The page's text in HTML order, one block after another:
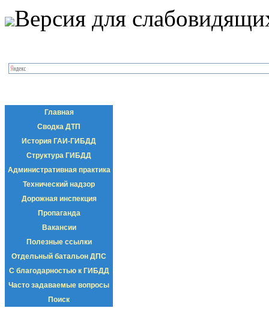
Версия для
Главная
Сводка ДТП
История ГАИ-ГИБДД
Структура ГИБДД
Административная практика
Технический надзор
Дорожная инспекция
Пропаганда
Вакансии
Полезные ссылки
Отдельный батальон ДПС
С благодарностью к ГИБДД
Часто задаваемые вопросы
Поиск